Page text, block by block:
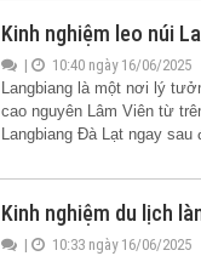
Kinh nghiệm leo núi
|
10:40 ngày 16/06/2025
Langbiang là một nơi lý
cao nguyên Lâm Viên từ
Langbiang Đà Lạt ngay sau
Kinh nghiệm du lịch
|
10:33 ngày 16/06/2025